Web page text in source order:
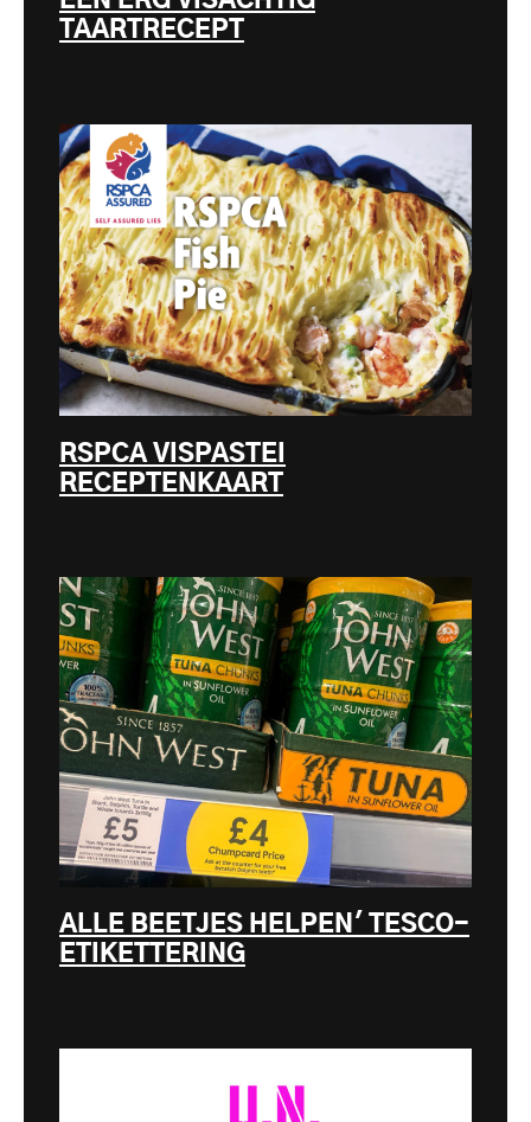
TAARTRECEPT
RSPCA VISPASTEI
RECEPTENKAART
ALLE BEETJES HELPEN' TESCO-
ETIKETTERING